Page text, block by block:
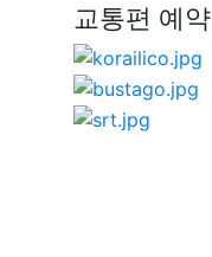
교통편 예약